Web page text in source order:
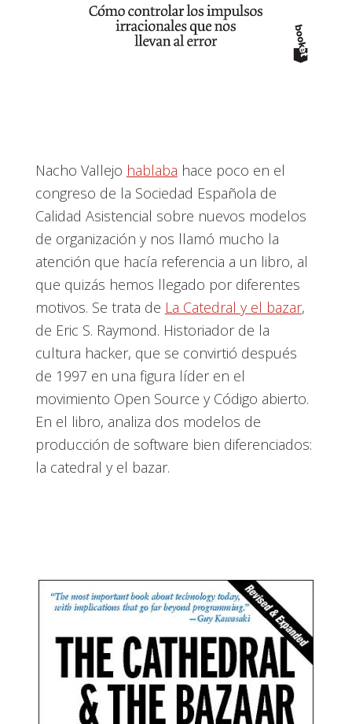
Nacho Vallejo hablaba hace poco en el
congreso de la Sociedad Española de
Calidad Asistencial sobre nuevos modelos
de organización y nos llamó mucho la
atención que hacía referencia a un libro, al
que quizás hemos llegado por diferentes
motivos. Se trata de La Catedral y el bazar,
de Eric S. Raymond. Historiador de la
cultura hacker, que se convirtió después
de 1997 en una figura líder en el
movimiento Open Source y Código abierto.
En el libro, analiza dos modelos de
producción de software bien diferenciados:
la catedral y el bazar.